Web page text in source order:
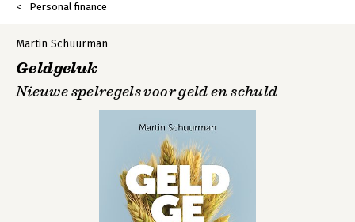
Personal finance
Martin Schuurman
Geldgeluk
Nieuwe spelregels voor geld en schuld